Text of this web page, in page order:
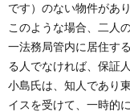
です）のない物件があり
このような場合、二人
一法務局管内に居住す
る人でなければ、保証
小島氏は、知人であり
イスを受けて、一時的